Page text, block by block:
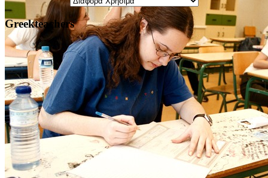
Greekteachers